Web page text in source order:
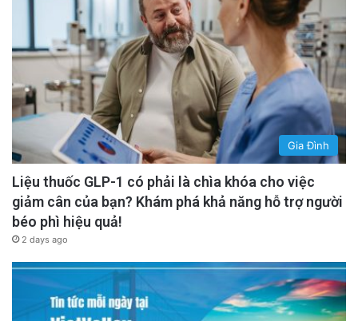
Gia Đình
Liệu thuốc GLP-1 có phải là chìa khóa cho việc
giảm cân của bạn? Khám phá khả năng hỗ trợ người
béo phì hiệu quả!
2 days ago